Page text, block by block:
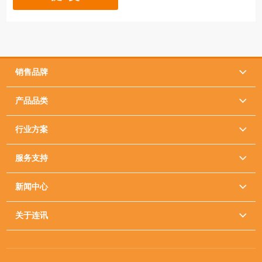
销售品牌 
产品品类 
行业方案 
服务支持 
新闻中心 
关于连讯 